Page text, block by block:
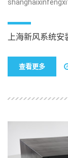
上海新风系统安
查看更多